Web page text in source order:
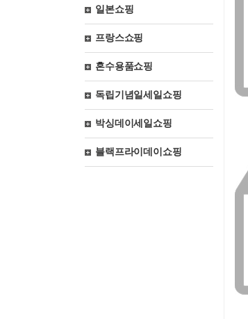
일본쇼핑
프랑스쇼핑
혼수용품쇼핑
독립기념일세일쇼핑
박싱데이세일쇼핑
블랙프라이데이쇼핑